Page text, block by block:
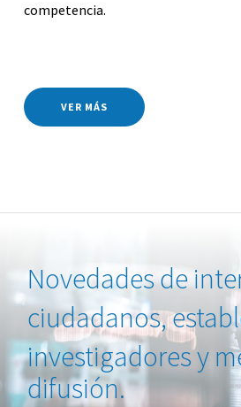
competencia.
VER MÁS
Novedades de
ciudadanos,
investigadores y
difusión.